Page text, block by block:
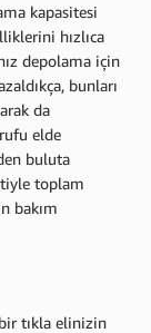
kapasitesi
hızlıca
depolama için
bunları
da
elde
buluta
toplam
bakım
tıkla elinizin